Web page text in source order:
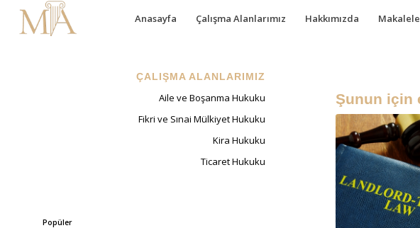
Anasayfa Çalışma Alanlarımız Hakkımızda
Şunun için
ÇALIŞMA ALANLARIMIZ
Aile ve Boşanma Hukuku
Fikri ve Sınai Mülkiyet Hukuku
Kira Hukuku
Ticaret Hukuku
Popüler